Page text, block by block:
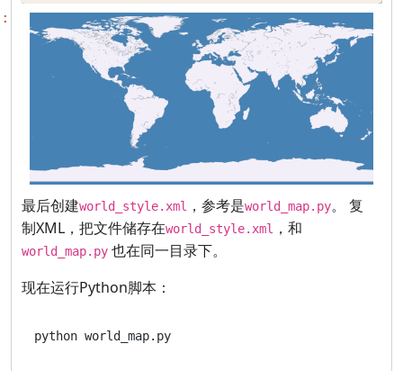
最后创建world_style.xml ，参考是world_map.py。 复
制XML，把文件储存在world_style.xml ，和
world_map.py 也在同一目录下。
现在运行Python脚本：
python world_map.py